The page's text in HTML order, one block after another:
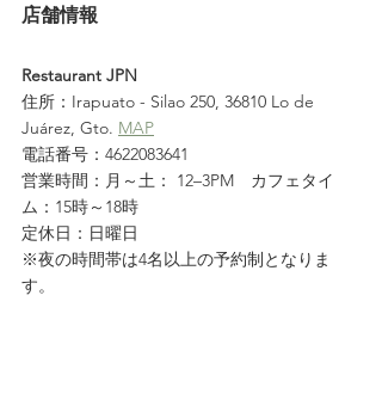
店舗情報
Restaurant JPN
住所：Irapuato - Silao 250, 36810 Lo de
Juárez, Gto. MAP
電話番号：4622083641
営業時間：月～土： 12–3PM カフェタイ
ム：15時～18時
定休日：日曜日
※夜の時間帯は4名以上の予約制となりま
す。